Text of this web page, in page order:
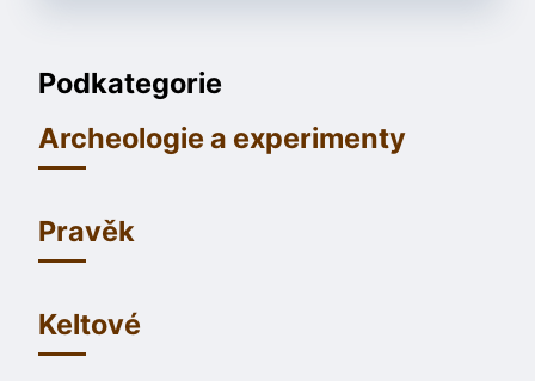
Podkategorie
Archeologie a experimenty
Pravěk
Keltové